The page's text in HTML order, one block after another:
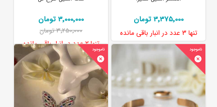
3٬375٬000 تومان
تنها 3 عدد در انبار باقی مانده
3٬000٬000 تومان
3٬250٬000 تومان
تنها2 عدد در انبار باقی مانده